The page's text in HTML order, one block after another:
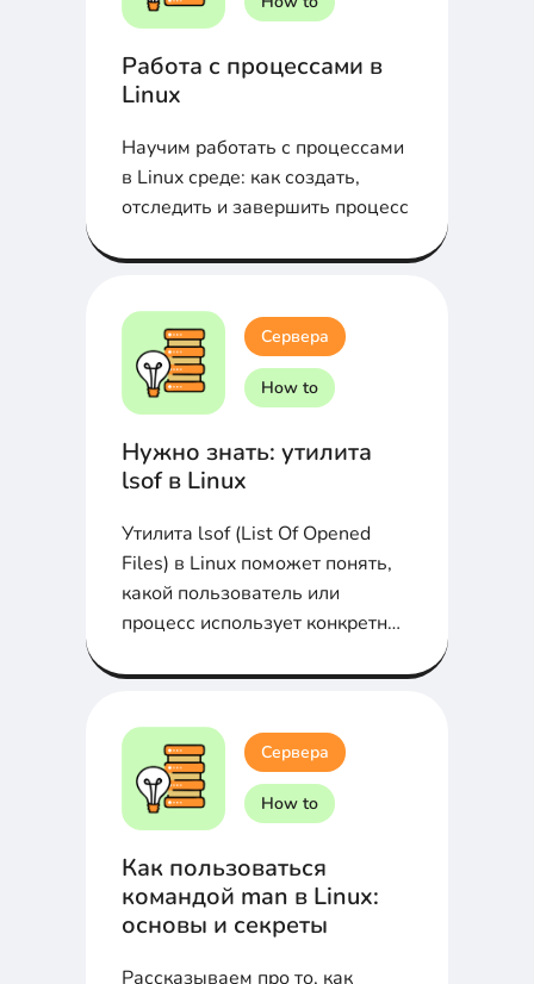
Работа с процессами в
Linux
Научим работать с процессами
в Linux среде: как создать,
отследить и завершить процесс
Сервера
How to
Нужно знать: утилита
lsof в Linux
Утилита lsof (List Of Opened
Files) в Linux поможет понять,
какой пользователь или
процесс использует конкретный
Сервера
How to
Как пользоваться
командой man в Linux:
основы и секреты
Рассказываем про то, как